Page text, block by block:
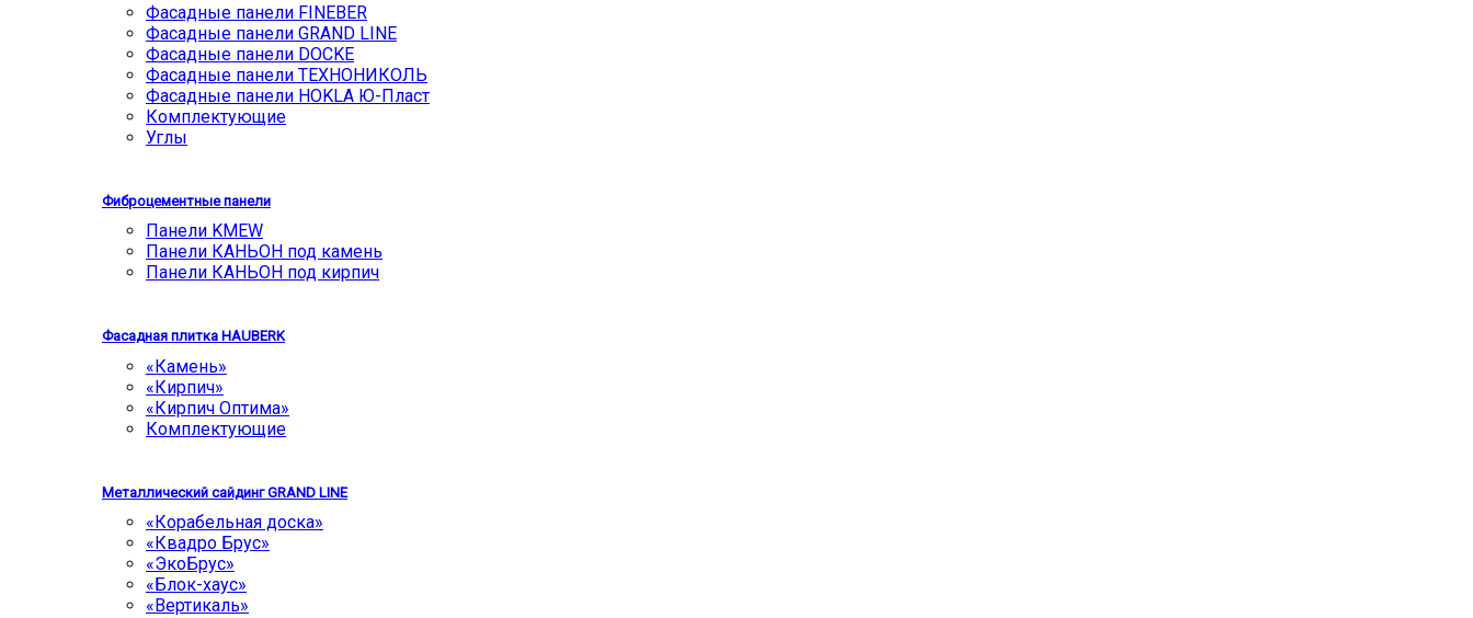
Фасадные панели FINEBER
Фасадные панели GRAND LINE
Фасадные панели DOCKE
Фасадные панели ТЕХНОНИКОЛЬ
Фасадные панели HOKLA Ю-Пласт
Комплектующие
Углы
Фиброцементные панели
Панели KMEW
Панели КАНЬОН под камень
Панели КАНЬОН под кирпич
Фасадная плитка HAUBERK
«Камень»
«Кирпич»
«Кирпич Оптима»
Комплектующие
Металлический сайдинг GRAND LINE
«Корабельная доска»
«Квадро Брус»
«ЭкоБрус»
«Блок-хаус»
«Вертикаль»